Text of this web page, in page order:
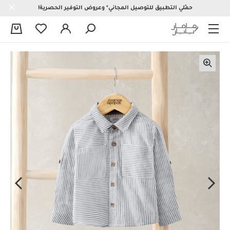
حمّلي التطبيق للتوصيل المجاني* وعروض التوفير الحصرية!